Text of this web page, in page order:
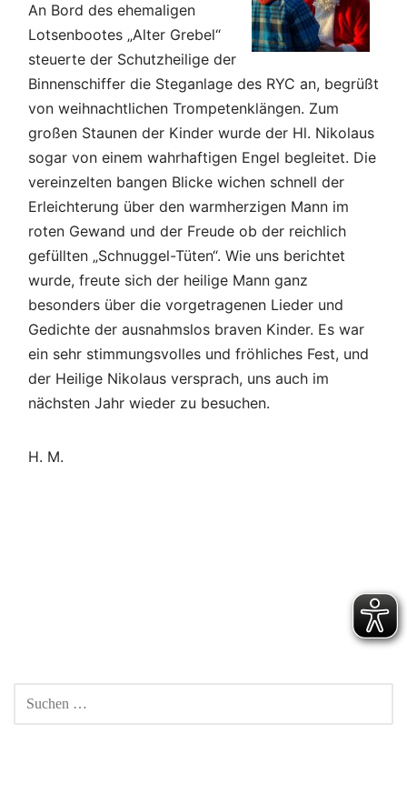
An Bord des ehemaligen
Lotsenbootes „Alter Grebel“
steuerte der Schutzheilige der
Binnenschiffer die Steganlage des RYC an, begrüßt
von weihnachtlichen Trompetenklängen. Zum
großen Staunen der Kinder wurde der Hl. Nikolaus
sogar von einem wahrhaftigen Engel begleitet. Die
vereinzelten bangen Blicke wichen schnell der
Erleichterung über den warmherzigen Mann im
roten Gewand und der Freude ob der reichlich
gefüllten „Schnuggel-Tüten“. Wie uns berichtet
wurde, freute sich der heilige Mann ganz
besonders über die vorgetragenen Lieder und
Gedichte der ausnahmslos braven Kinder. Es war
ein sehr stimmungsvolles und fröhliches Fest, und
der Heilige Nikolaus versprach, uns auch im
nächsten Jahr wieder zu besuchen.
H. M.
SUCHEN
NACH: